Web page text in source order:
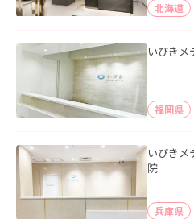
北海道
いびきメ
福岡県
いびきメ
院
兵庫県